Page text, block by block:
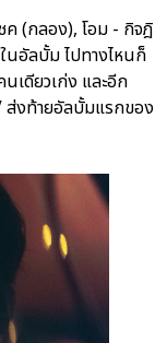
(กลอง), โอม - กิจฎิ
นอัลบั้ม ไปทางไหนก็
เดียวเก่ง และอีก
ส่งท้ายอัลบั้มแรกของ